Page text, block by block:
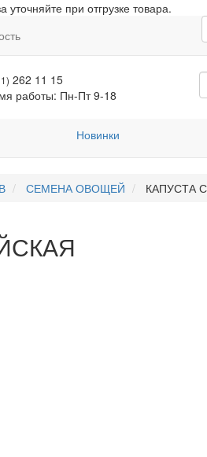
при отгрузке товара.
262 11 15
работы: Пн-Пт 9-18
Новинки
СЕМЕНА ОВОЩЕЙ КАПУСТА